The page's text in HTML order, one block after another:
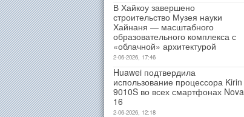
В Хайкоу завершено
строительство Музея науки
Хайнаня — масштабного
образовательного комплекса с
«облачной» архитектурой
2-06-2026, 17:46
Huawei подтвердила
использование процессора Kirin
9010S во всех смартфонах Nova
16
2-06-2026, 12:18